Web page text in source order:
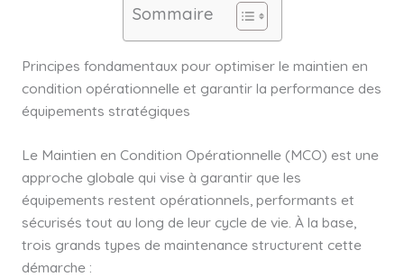
Sommaire
Principes fondamentaux pour optimiser le maintien en
condition opérationnelle et garantir la performance des
équipements stratégiques
Le Maintien en Condition Opérationnelle (MCO) est une
approche globale qui vise à garantir que les
équipements restent opérationnels, performants et
sécurisés tout au long de leur cycle de vie. À la base,
trois grands types de maintenance structurent cette
démarche :